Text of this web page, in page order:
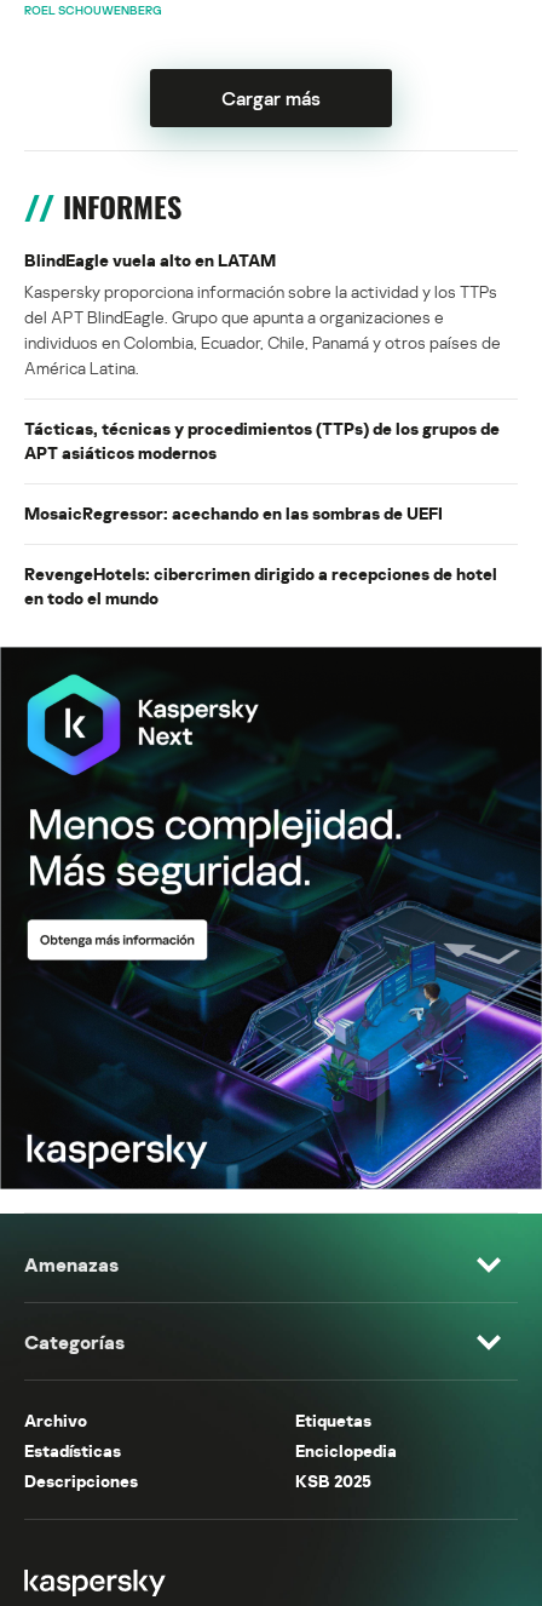
ROEL SCHOUWENBERG
Cargar más
INFORMES
BlindEagle vuela alto en LATAM
Kaspersky proporciona información sobre la actividad y los TTPs
del APT BlindEagle. Grupo que apunta a organizaciones e
individuos en Colombia, Ecuador, Chile, Panamá y otros países de
América Latina.
Tácticas, técnicas y procedimientos (TTPs) de los grupos de
APT asiáticos modernos
MosaicRegressor: acechando en las sombras de UEFI
RevengeHotels: cibercrimen dirigido a recepciones de hotel
en todo el mundo
Amenazas
Categorías
Archivo
Etiquetas
Estadísticas
Enciclopedia
Descripciones
KSB 2025